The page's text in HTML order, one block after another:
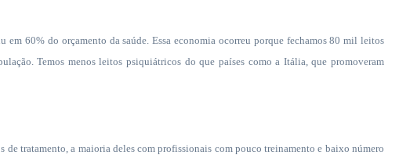
60% do orçamento da saúde. Essa economia ocorreu porque fechamos 80 mil leitos
Temos menos leitos psiquiátricos do que países como a Itália, que promoveram
tratamento, a maioria deles com profissionais com pouco treinamento e baixo número